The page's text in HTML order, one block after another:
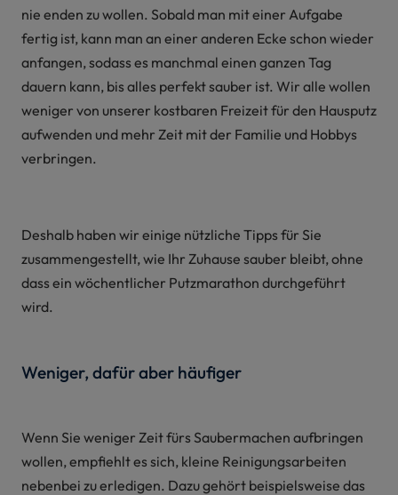
nie enden zu wollen. Sobald man mit einer Aufgabe
fertig ist, kann man an einer anderen Ecke schon wieder
anfangen, sodass es manchmal einen ganzen Tag
dauern kann, bis alles perfekt sauber ist. Wir alle wollen
weniger von unserer kostbaren Freizeit für den Hausputz
aufwenden und mehr Zeit mit der Familie und Hobbys
verbringen.
Deshalb haben wir einige nützliche Tipps für Sie
zusammengestellt, wie Ihr Zuhause sauber bleibt, ohne
dass ein wöchentlicher Putzmarathon durchgeführt
wird.
Weniger, dafür aber häufiger
Wenn Sie weniger Zeit fürs Saubermachen aufbringen
wollen, empfiehlt es sich, kleine Reinigungsarbeiten
nebenbei zu erledigen. Dazu gehört beispielsweise das